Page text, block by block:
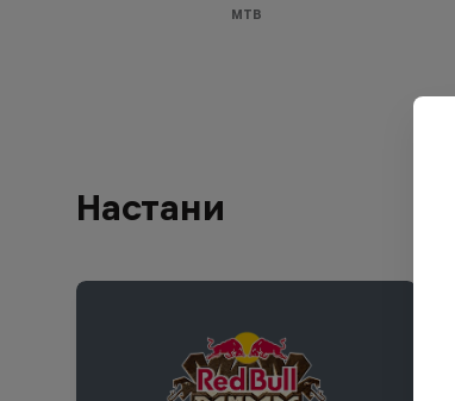
MTB
Настани